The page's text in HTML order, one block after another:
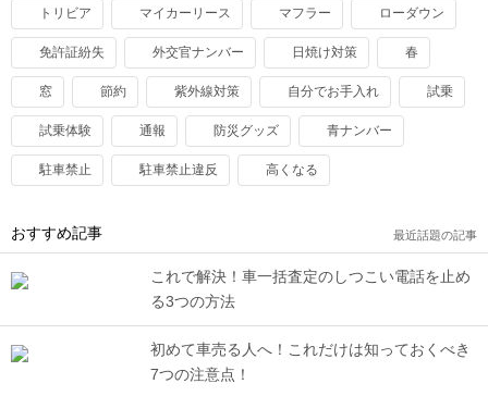
トリビア マイカーリース マフラー ローダウン
免許証紛失 外交官ナンバー 日焼け対策 春
窓 節約 紫外線対策 自分でお手入れ 試乗
試乗体験 通報 防災グッズ 青ナンバー
駐車禁止 駐車禁止違反 高くなる
おすすめ記事 最近話題の記事
これで解決！車一括査定のしつこい電話を止め
る3つの方法
初めて車売る人へ！これだけは知っておくべき
7つの注意点！